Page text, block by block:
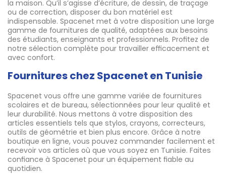
la maison. Qu’il s’agisse d’écriture, de dessin, de traçage
ou de correction, disposer du bon matériel est
indispensable. Spacenet met à votre disposition une large
gamme de fournitures de qualité, adaptées aux besoins
des étudiants, enseignants et professionnels. Profitez de
notre sélection complète pour travailler efficacement et
avec confort.
Fournitures chez Spacenet en Tunisie
Spacenet vous offre une gamme variée de fournitures
scolaires et de bureau, sélectionnées pour leur qualité et
leur durabilité. Nous mettons à votre disposition des
articles essentiels tels que stylos, crayons, correcteurs,
outils de géométrie et bien plus encore. Grâce à notre
boutique en ligne, vous pouvez commander facilement et
recevoir vos articles où que vous soyez en Tunisie. Faites
confiance à Spacenet pour un équipement fiable au
quotidien.